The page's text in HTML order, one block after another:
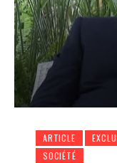
ARTICLE
SOCIÉTÉ